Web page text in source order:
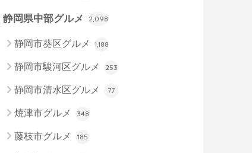
静岡県中部グルメ 2,098
静岡市葵区グルメ 1,188
静岡市駿河区グルメ 253
静岡市清水区グルメ 77
焼津市グルメ 348
藤枝市グルメ 185